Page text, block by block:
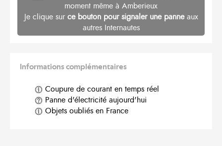
moment même à Amberieux
Je clique sur ce bouton pour signaler une panneaux
autres Internautes
Informations complémentaires
Coupure de courant en temps réel
Panne d'électricité aujourd'hui
Objets oubliés en France